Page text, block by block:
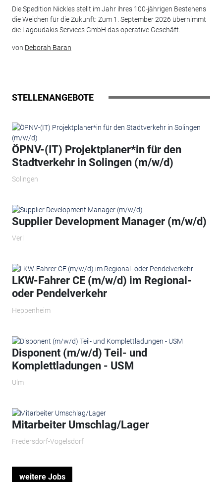
Die Spedition Nickles stellt im Jahr ihres 100-jährigen Bestehens
die Weichen für die Zukunft: Zum 1. September 2026 übernimmt
die Lagoudakis Services GmbH das operative Geschäft.
von Deborah Baran
STELLENANGEBOTE
ÖPNV-(IT) Projektplaner*in für den
Stadtverkehr in Solingen (m/w/d)
Solingen
Supplier Development Manager (m/w/d)
Verl
LKW-Fahrer CE (m/w/d) im Regional-
oder Pendelverkehr
Heppenheim
Disponent (m/w/d) Teil- und
Komplettladungen - USM
Ulm
Mitarbeiter Umschlag/Lager
Fredersdorf-Vogelsdorf
weitere Jobs